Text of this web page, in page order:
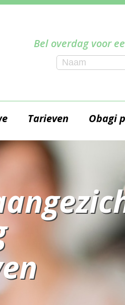
Bel overdag voor
Tarieven Obagi